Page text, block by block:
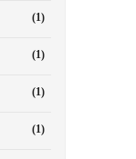
(1)
(1)
(1)
(1)